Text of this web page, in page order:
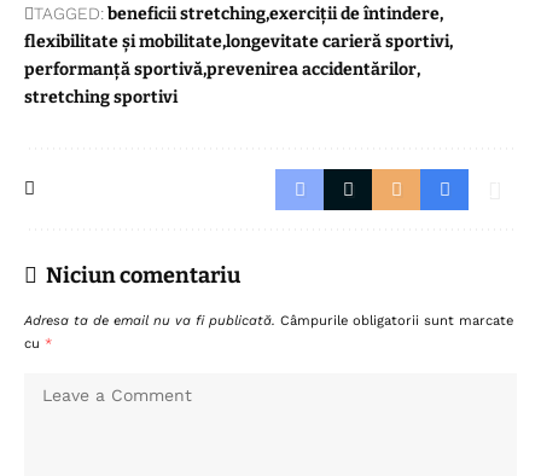
TAGGED:beneficii stretchingexerciții de întindere
flexibilitate și mobilitatelongevitate carieră sportivi
performanță sportivăprevenirea accidentărilor
stretching sportivi
Niciun comentariu
Adresa ta de email nu va fi publicată. Câmpurile obligatorii sunt marcate
cu *